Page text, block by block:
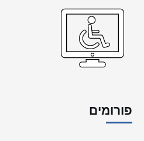
פורומים